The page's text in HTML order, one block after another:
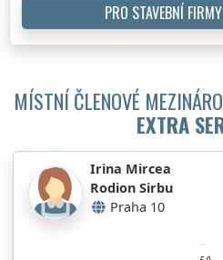
PRO STAVEBNÍ
MÍSTNÍ ČLENOVÉ
EXTRA
Irina Mircea
Rodion Sirbu
Praha 10